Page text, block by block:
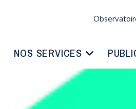
NOS SERVICES